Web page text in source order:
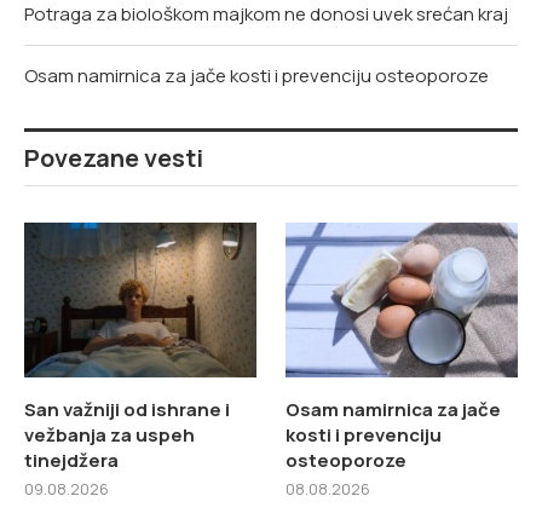
Potraga za biološkom majkom ne donosi uvek srećan kraj
Osam namirnica za jače kosti i prevenciju osteoporoze
Povezane vesti
San važniji od ishrane i
vežbanja za uspeh
tinejdžera
09.08.2026
Osam namirnica za jače
kosti i prevenciju
osteoporoze
08.08.2026